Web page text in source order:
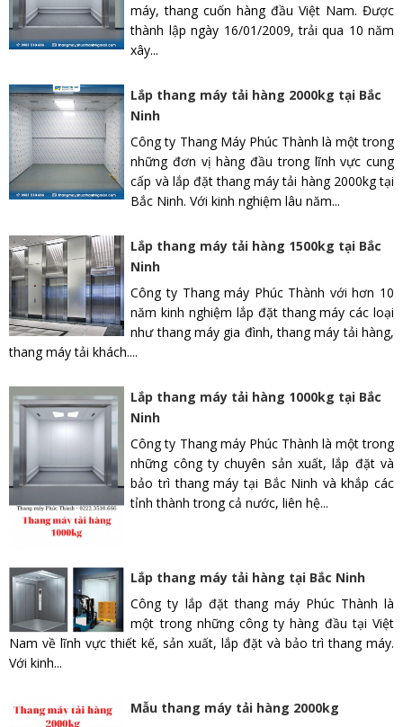
máy, thang cuốn hàng đầu Việt Nam. Được
thành lập ngày 16/01/2009, trải qua 10 năm
xây...
Lắp thang máy tải hàng 2000kg tại Bắc
Ninh
Công ty Thang Máy Phúc Thành là một trong
những đơn vị hàng đầu trong lĩnh vực cung
cấp và lắp đặt thang máy tải hàng 2000kg tại
Bắc Ninh. Với kinh nghiệm lâu năm...
Lắp thang máy tải hàng 1500kg tại Bắc
Ninh
Công ty Thang máy Phúc Thành với hơn 10
năm kinh nghiệm lắp đặt thang máy các loại
như thang máy gia đình, thang máy tải hàng,
thang máy tải khách....
Lắp thang máy tải hàng 1000kg tại Bắc
Ninh
Công ty Thang máy Phúc Thành là một trong
những công ty chuyên sản xuất, lắp đặt và
bảo trì thang máy tại Bắc Ninh và khắp các
tỉnh thành trong cả nước, liên hệ...
Lắp thang máy tải hàng tại Bắc Ninh
Công ty lắp đặt thang máy Phúc Thành là
một trong những công ty hàng đầu tại Việt
Nam về lĩnh vực thiết kế, sản xuất, lắp đặt và bảo trì thang máy.
Với kinh...
Mẫu thang máy tải hàng 2000kg